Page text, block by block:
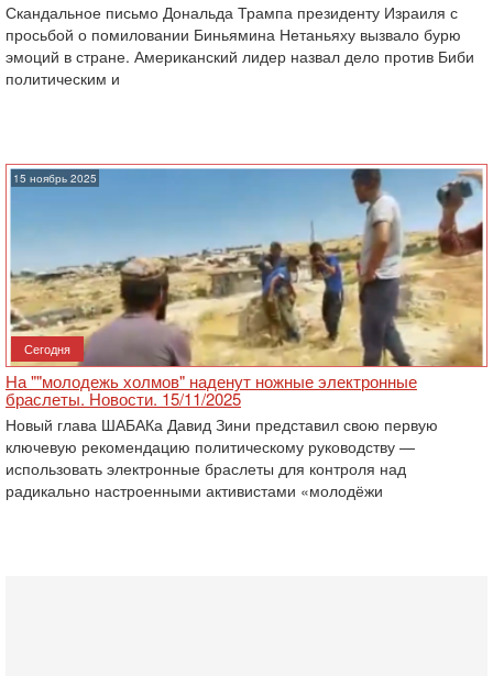
Скандальное письмо Дональда Трампа президенту Израиля с
просьбой о помиловании Биньямина Нетаньяху вызвало бурю
эмоций в стране. Американский лидер назвал дело против Биби
политическим и
15 ноябрь 2025
Сегодня
На ""молодежь холмов" наденут ножные электронные
браслеты. Новости. 15/11/2025
Новый глава ШАБАКа Давид Зини представил свою первую
ключевую рекомендацию политическому руководству —
использовать электронные браслеты для контроля над
радикально настроенными активистами «молодёжи